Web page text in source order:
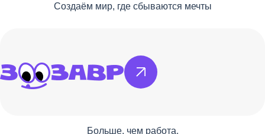
Создаём мир, где сбываются мечты
Больше, чем работа.